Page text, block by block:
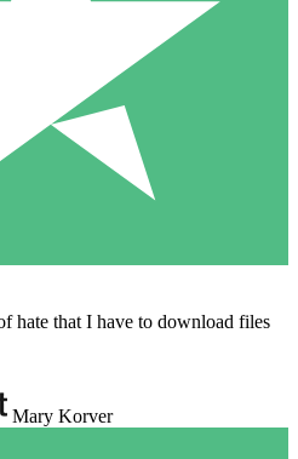
hate that I have to download files
Mary Korver